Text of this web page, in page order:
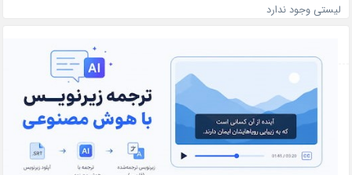
لیستی وجود ندارد